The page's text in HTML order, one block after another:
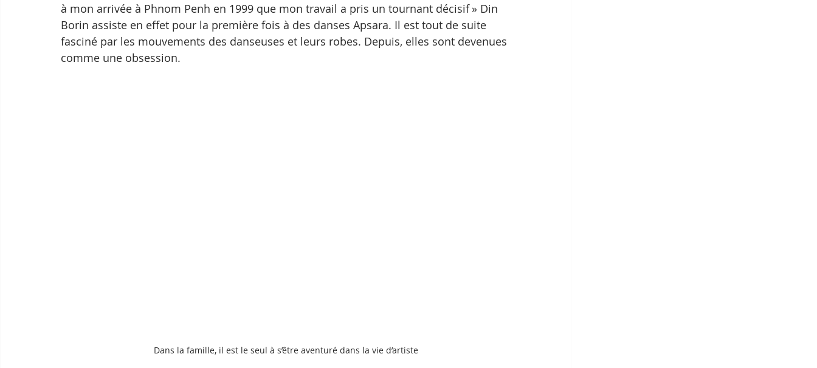
à mon arrivée à Phnom Penh en 1999 que mon travail a pris un tournant décisif » Din
Borin assiste en effet pour la première fois à des danses Apsara. Il est tout de suite
fasciné par les mouvements des danseuses et leurs robes. Depuis, elles sont devenues
comme une obsession.
Dans la famille, il est le seul à s’être aventuré dans la vie d’artiste